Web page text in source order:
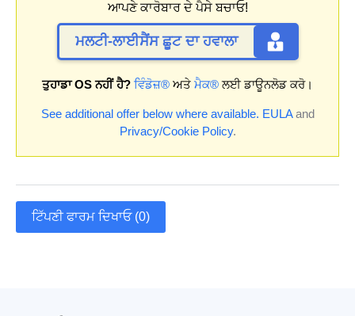
ਆਪਣੇ ਕਾਰੋਬਾਰ ਦੇ ਪੈਸੇ ਬਚਾਓ!
ਮਲਟੀ-ਲਾਈਸੈਂਸ ਛੂਟ ਦਾ ਹਵਾਲਾ
ਤੁਹਾਡਾ OS ਨਹੀਂ ਹੈ? ਵਿੰਡੋਜ਼® ਅਤੇ ਮੈਕ® ਲਈ ਡਾਊਨਲੋਡ ਕਰੋ।
See additional offer below where available. EULAand
Privacy/Cookie Policy.
ਟਿੱਪਣੀ ਫਾਰਮ ਦਿਖਾਓ (0)